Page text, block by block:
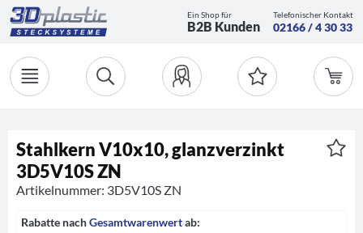
Ein Shop für
B2B Kunden
Telefonischer Kontakt
02166 / 4 30 33
Stahlkern V10x10, glanzverzinkt
3D5V10S ZN
Artikelnummer: 3D5V10S ZN
Rabatte nachGesamtwarenwertab: